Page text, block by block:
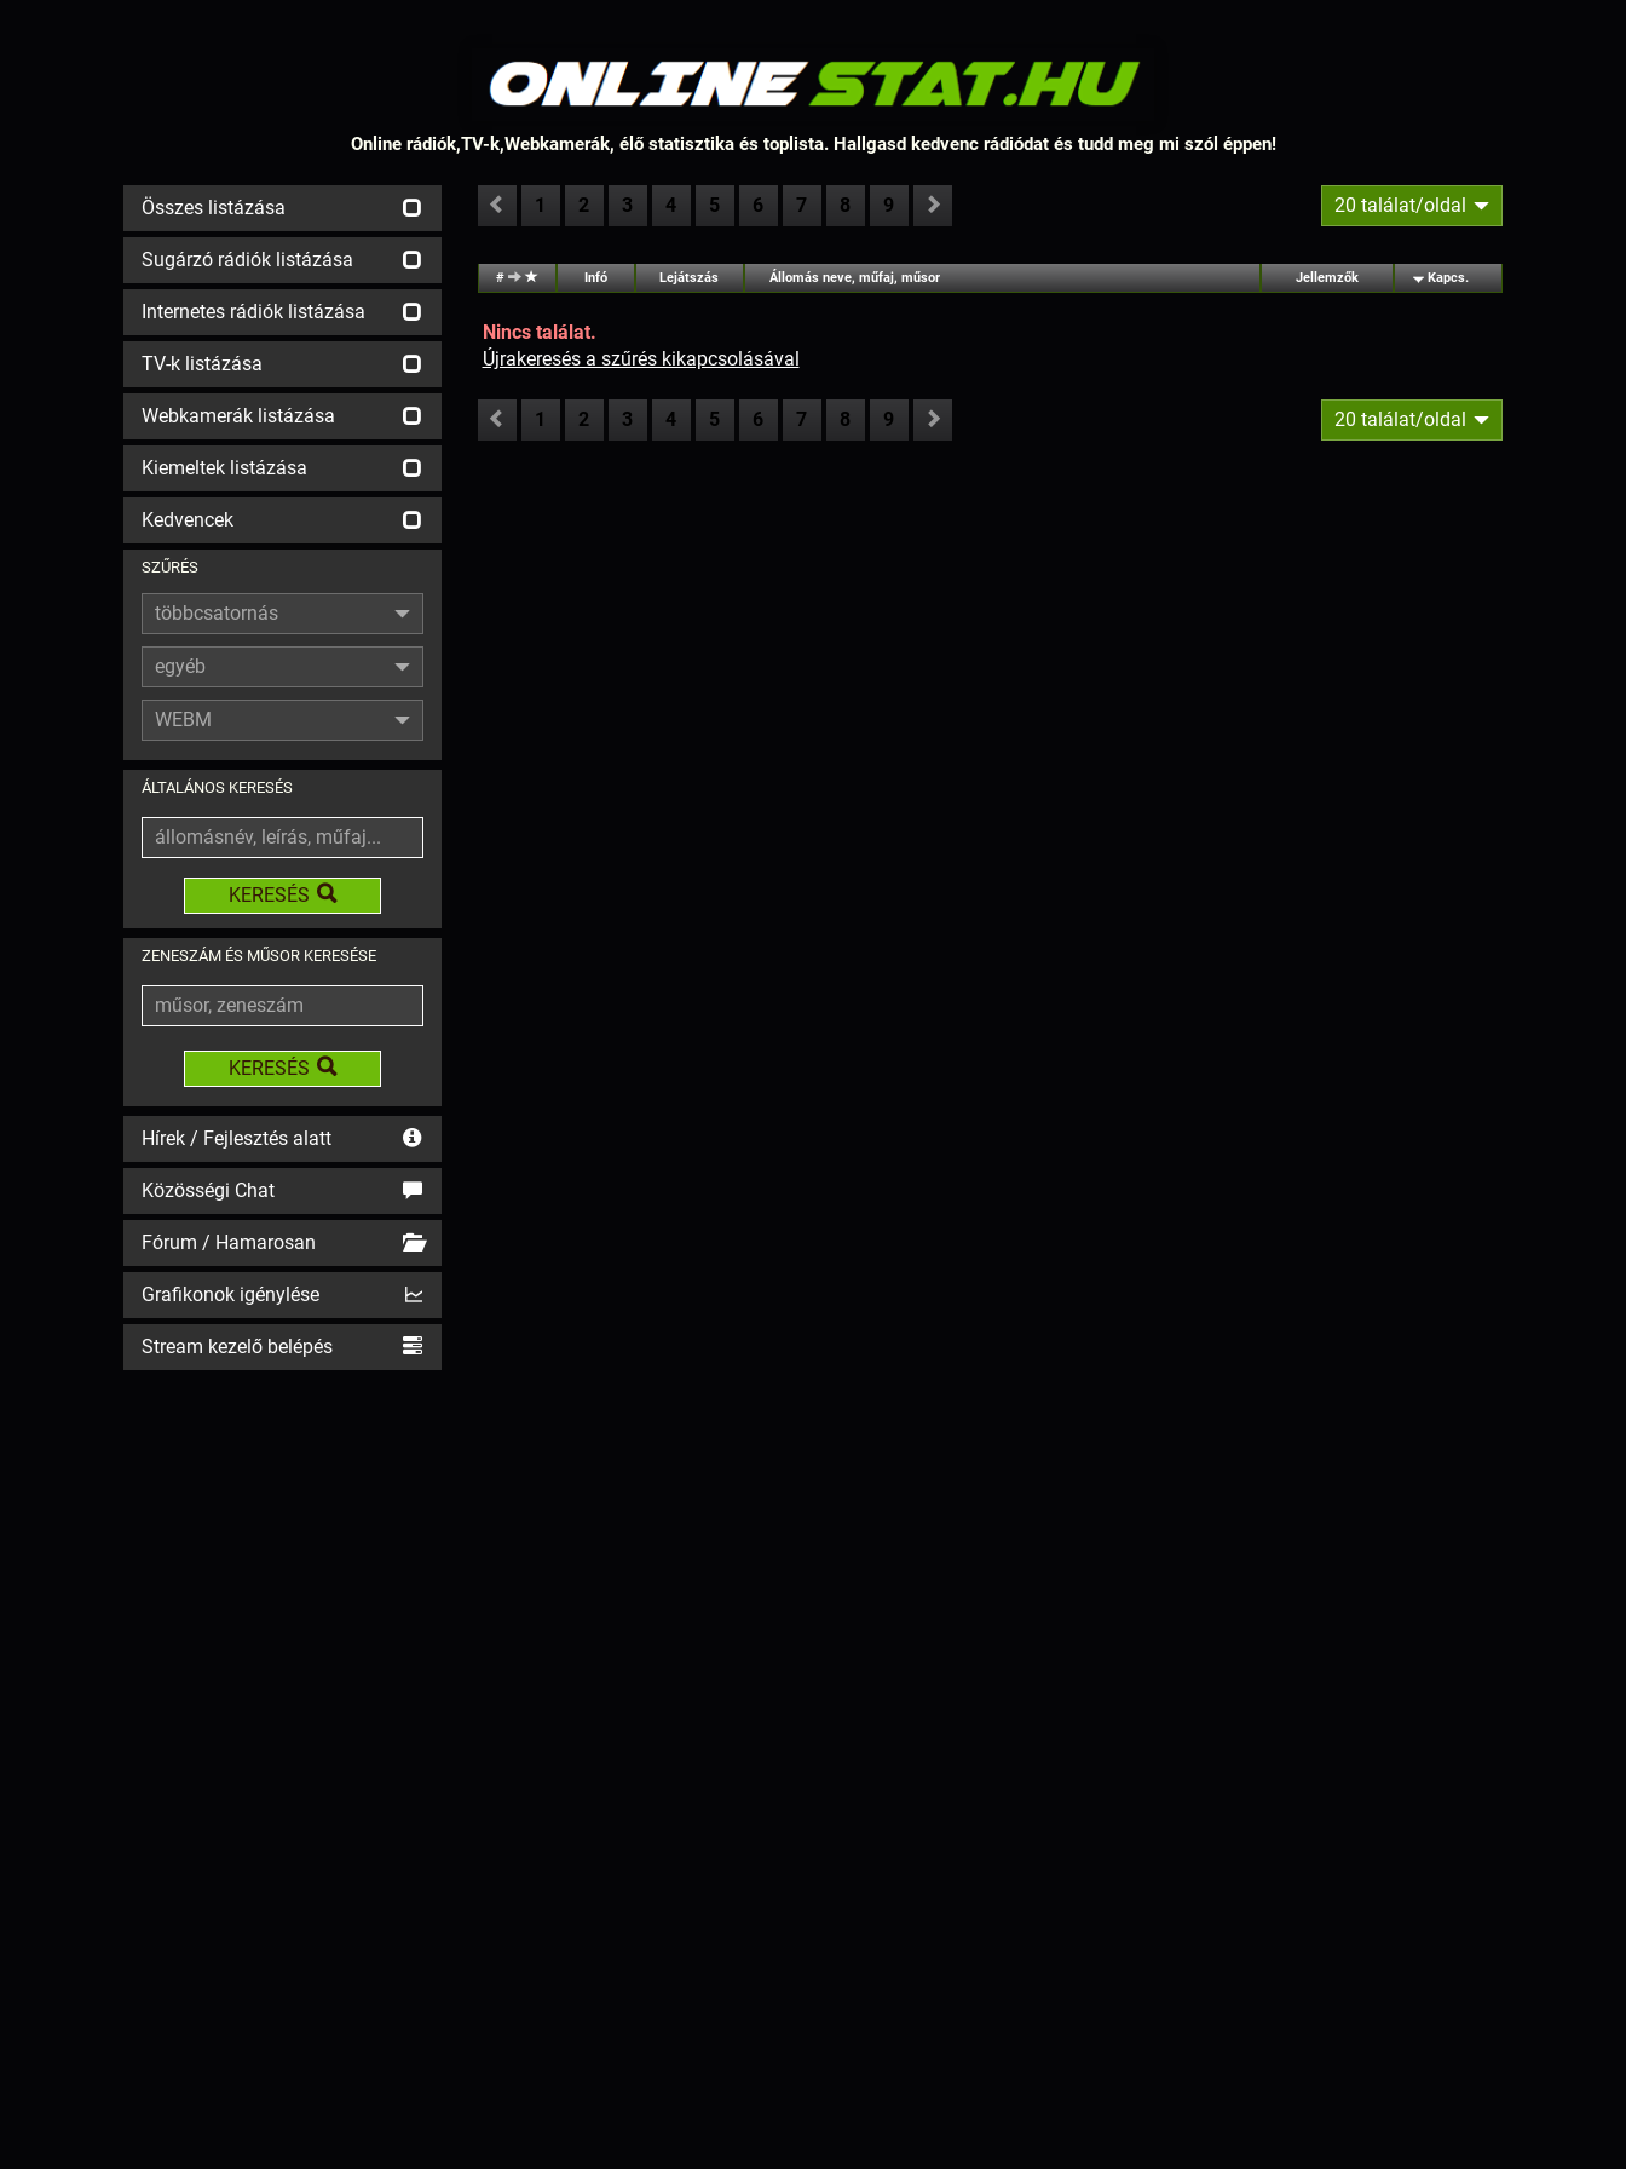
Online rádiók,TV-k,Webkamerák, élő statisztika és toplista. Hallgasd kedvenc rádiódat és tudd meg mi szól éppen!
Összes listázása
Sugárzó rádiók listázása
Internetes rádiók listázása
TV-k listázása
Webkamerák listázása
Kiemeltek listázása
Kedvencek
SZŰRÉS
többcsatornás
egyéb
WEBM
ÁLTALÁNOS KERESÉS
KERESÉS
ZENESZÁM ÉS MŰSOR KERESÉSE
KERESÉS
Hírek / Fejlesztés alatt
Közösségi Chat
Fórum / Hamarosan
Grafikonok igénylése
Stream kezelő belépés
1 2 3 4 5 6 7 8 9 20 találat/oldal
# Infó Lejátszás Állomás neve, műfaj, műsor Jellemzők Kapcs.
Nincs találat.
Újrakeresés a szűrés kikapcsolásával
1 2 3 4 5 6 7 8 9 20 találat/oldal